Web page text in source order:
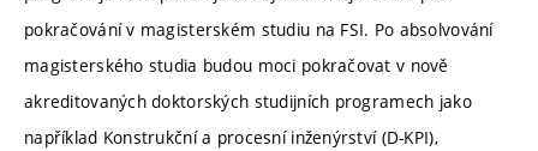
pokračování v magisterském studiu na FSI. Po absolvování
magisterského studia budou moci pokračovat v nově
akreditovaných doktorských studijních programech jako
například Konstrukční a procesní inženýrství (D-KPI),